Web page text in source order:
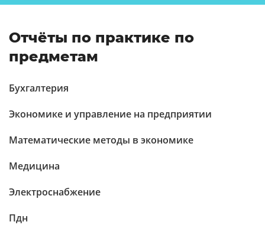
Отчёты по практике по
предметам
Бухгалтерия
Экономике и управление на предприятии
Математические методы в экономике
Медицина
Электроснабжение
Пдн